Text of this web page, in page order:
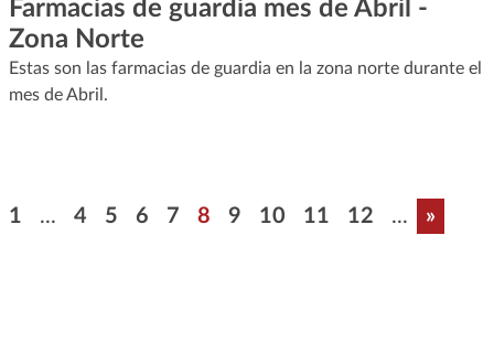
Farmacias de guardia mes de Abril -
Zona Norte
Estas son las farmacias de guardia en la zona norte durante el
mes de Abril.
Paginación
Primera página
1 ... Página
4 Página
5 Página
6 Página
7 Página
8 Página
9 Página
10 Página
11 Página
12 ... Última
»